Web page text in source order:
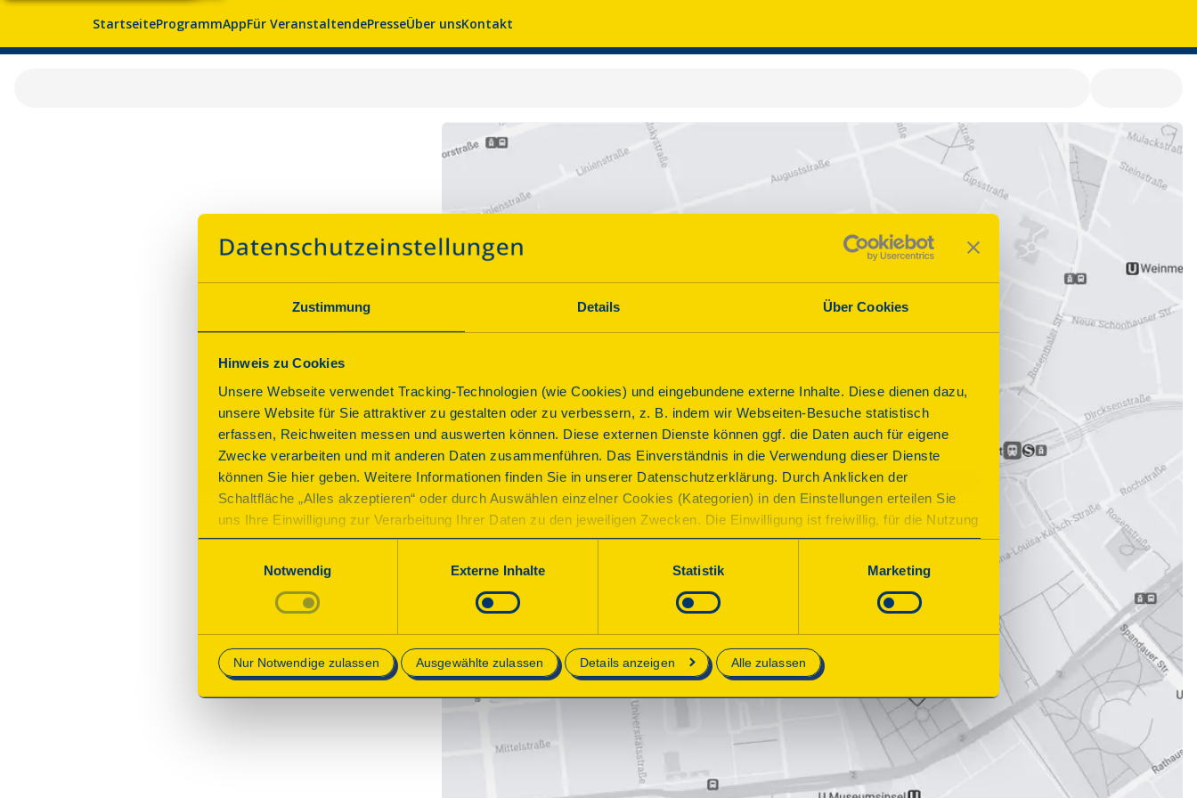
Zustimmung Details Über Cookies
Hinweis zu Cookies
Unsere Webseite verwendet Tracking-Technologien (wie Cookies) und eingebundene externe Inhalte. Diese dienen dazu,
unsere Website für Sie attraktiver zu gestalten oder zu verbessern, z. B. indem wir Webseiten-Besuche statistisch
erfassen, Reichweiten messen und auswerten können. Diese externen Dienste können ggf. die Daten auch für eigene
Zwecke verarbeiten und mit anderen Daten zusammenführen. Das Einverständnis in die Verwendung dieser Dienste
können Sie hier geben. Weitere Informationen finden Sie in unserer Datenschutzerklärung. Durch Anklicken der
Schaltfläche „Alles akzeptieren“ oder durch Auswählen einzelner Cookies (Kategorien) in den Einstellungen erteilen Sie
uns Ihre Einwilligung zur Verarbeitung Ihrer Daten zu den jeweiligen Zwecken. Die Einwilligung ist freiwillig, für die Nutzung
des Onlineangebots nicht erforderlich und kann jederzeit aktualisiert oder widerrufen werden. Wenn Sie das Consent Tool
mit „Speichern“ bestätigen, werden nur essenzielle Cookies auf der Webseite gesetzt, die technisch notwendig und für den
Notwendig
Externe Inhalte Statistik Marketing
Nur Notwendige zulassen Ausgewählte zulassen Details anzeigen Alle zulassen
StartseiteProgrammAppFür VeranstaltendePresseÜber unsKontakt